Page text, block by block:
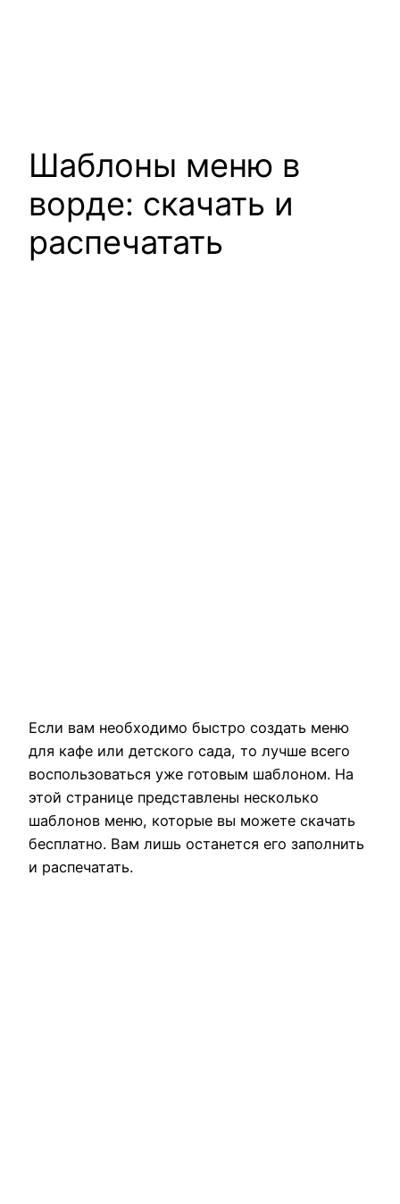
Шаблоны меню в
ворде: скачать и
распечатать
Если вам необходимо быстро создать меню
для кафе или детского сада, то лучше всего
воспользоваться уже готовым шаблоном. На
этой странице представлены несколько
шаблонов меню, которые вы можете скачать
бесплатно. Вам лишь останется его заполнить
и распечатать.